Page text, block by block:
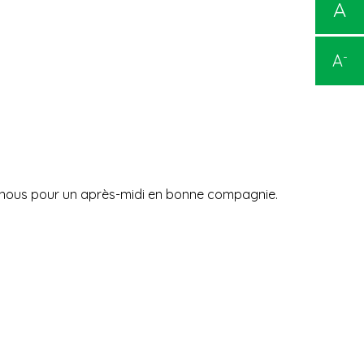
A
A-
pour un après-midi en bonne compagnie.